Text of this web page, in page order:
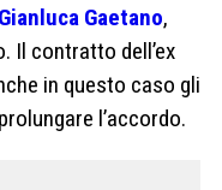
Gianluca Gaetano,
Il contratto dell’ex
in questo caso gli
l’accordo.